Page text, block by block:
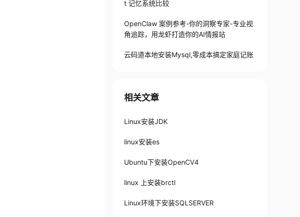
t 记忆系统比较
OpenClaw 案例参考-你的洞察专家-专业视
角追踪，用龙虾打造你的AI情报站
云码道本地安装Mysql,零成本搞定家庭记账
相关文章
Linux安装JDK
linux安装es
Ubuntu下安装OpenCV4
linux 上安装brctl
Linux环境下安装SQLSERVER